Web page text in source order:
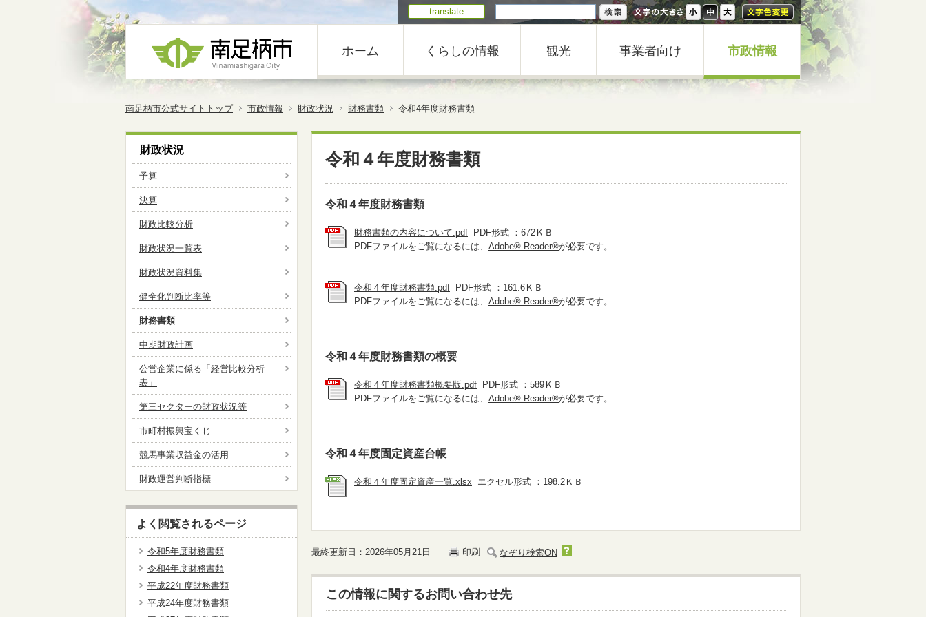
translate
ホーム くらしの情報 観光 事業者向け 市政情報
南足柄市公式サイトトップ 市政情報 財政状況 財務書類 令和4年度財務書類
令和４年度財務書類
令和４年度財務書類
財務書類の内容について.pdf PDF形式 ：672ＫＢ
PDFファイルをご覧になるには、 Adobe® Reader®が必要です。
令和４年度財務書類.pdf PDF形式 ：161.6ＫＢ
PDFファイルをご覧になるには、 Adobe® Reader®が必要です。
令和４年度財務書類の概要
令和４年度財務書類概要版.pdf PDF形式 ：589ＫＢ
PDFファイルをご覧になるには、 Adobe® Reader®が必要です。
令和４年度固定資産台帳
令和４年度固定資産一覧.xlsx エクセル形式 ：198.2ＫＢ
最終更新日：2026年05月21日 印刷 なぞり検索ON
この情報に関するお問い合わせ先
財政状況
予算
決算
財政比較分析
財政状況一覧表
財政状況資料集
健全化判断比率等
財務書類
中期財政計画
公営企業に係る「経営比較分析
表」
第三セクターの財政状況等
市町村振興宝くじ
競馬事業収益金の活用
財政運営判断指標
よく閲覧されるページ
令和5年度財務書類
令和4年度財務書類
平成22年度財務書類
平成24年度財務書類